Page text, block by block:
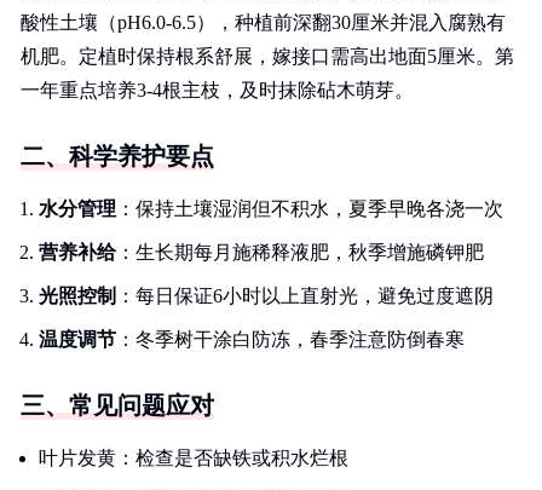
酸性土壤（pH6.0-6.5），种植前深翻30厘米并混入腐熟有
机肥。定植时保持根系舒展，嫁接口需高出地面5厘米。第
一年重点培养3-4根主枝，及时抹除砧木萌芽。
二、科学养护要点
水分管理 ：保持土壤湿润但不积水，夏季早晚各浇一次
营养补给：生长期每月施稀释液肥，秋季增施磷钾肥
光照控制 ：每日保证6小时以上直射光，避免过度遮阴
温度调节 ：冬季树干涂白防冻，春季注意防倒春寒
三、常见问题应对
叶片发黄：检查是否缺铁或积水烂根